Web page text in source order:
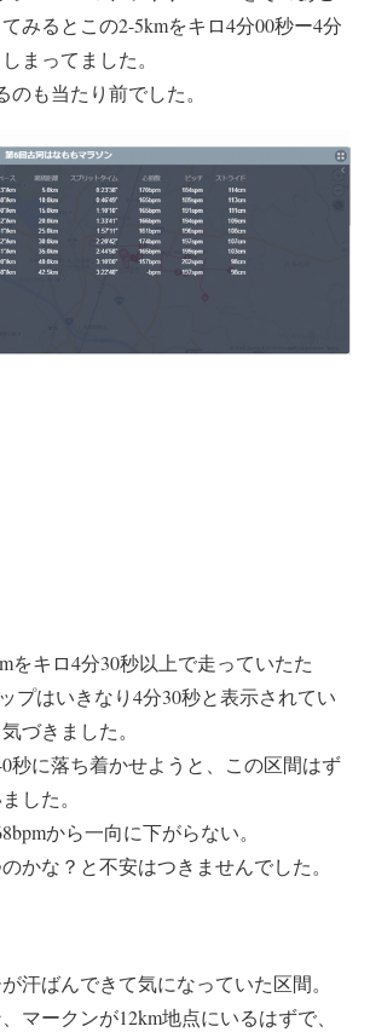
みるとこの2-5kmをキロ4分00秒ー4分
まってました。
のも当たり前でした。
をキロ4分30秒以上で走っていたた
プはいきなり4分30秒と表示されてい
づきました。
秒に落ち着かせようと、この区間はず
した。
から一向に下がらない。
かな？と不安はつきませんでした。
汗ばんできて気になっていた区間。
マークンが12km地点にいるはずで、